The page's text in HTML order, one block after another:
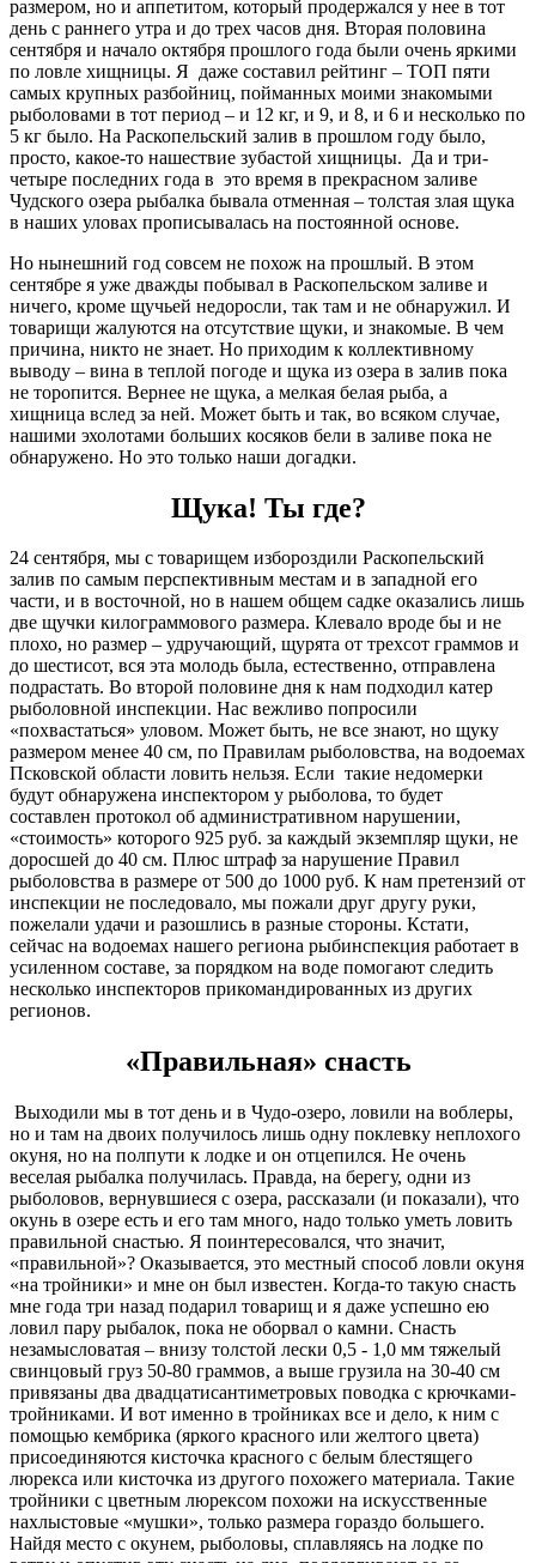
размером, но и аппетитом, который продержался у нее в тот
день с раннего утра и до трех часов дня. Вторая половина
сентября и начало октября прошлого года были очень яркими
по ловле хищницы. Я даже составил рейтинг – ТОП пяти
самых крупных разбойниц, пойманных моими знакомыми
рыболовами в тот период – и 12 кг, и 9, и 8, и 6 и несколько по
5 кг было. На Раскопельский залив в прошлом году было,
просто, какое-то нашествие зубастой хищницы. Да и три-
четыре последних года в это время в прекрасном заливе
Чудского озера рыбалка бывала отменная – толстая злая щука
в наших уловах прописывалась на постоянной основе.
Но нынешний год совсем не похож на прошлый. В этом
сентябре я уже дважды побывал в Раскопельском заливе и
ничего, кроме щучьей недоросли, так там и не обнаружил. И
товарищи жалуются на отсутствие щуки, и знакомые. В чем
причина, никто не знает. Но приходим к коллективному
выводу – вина в теплой погоде и щука из озера в залив пока
не торопится. Вернее не щука, а мелкая белая рыба, а
хищница вслед за ней. Может быть и так, во всяком случае,
нашими эхолотами больших косяков бели в заливе пока не
обнаружено. Но это только наши догадки.
Щука! Ты где?
24 сентября, мы с товарищем избороздили Раскопельский
залив по самым перспективным местам и в западной его
части, и в восточной, но в нашем общем садке оказались лишь
две щучки килограммового размера. Клевало вроде бы и не
плохо, но размер – удручающий, щурята от трехсот граммов и
до шестисот, вся эта молодь была, естественно, отправлена
подрастать. Во второй половине дня к нам подходил катер
рыболовной инспекции. Нас вежливо попросили
«похвастаться» уловом. Может быть, не все знают, но щуку
размером менее 40 см, по Правилам рыболовства, на водоемах
Псковской области ловить нельзя. Если такие недомерки
будут обнаружена инспектором у рыболова, то будет
составлен протокол об административном нарушении,
«стоимость» которого 925 руб. за каждый экземпляр щуки, не
доросшей до 40 см. Плюс штраф за нарушение Правил
рыболовства в размере от 500 до 1000 руб. К нам претензий от
инспекции не последовало, мы пожали друг другу руки,
пожелали удачи и разошлись в разные стороны. Кстати,
сейчас на водоемах нашего региона рыбинспекция работает в
усиленном составе, за порядком на воде помогают следить
несколько инспекторов прикомандированных из других
регионов.
«Правильная» снасть
Выходили мы в тот день и в Чудо-озеро, ловили на воблеры,
но и там на двоих получилось лишь одну поклевку неплохого
окуня, но на полпути к лодке и он отцепился. Не очень
веселая рыбалка получилась. Правда, на берегу, одни из
рыболовов, вернувшиеся с озера, рассказали (и показали), что
окунь в озере есть и его там много, надо только уметь ловить
правильной снастью. Я поинтересовался, что значит,
«правильной»? Оказывается, это местный способ ловли окуня
«на тройники» и мне он был известен. Когда-то такую снасть
мне года три назад подарил товарищ и я даже успешно ею
ловил пару рыбалок, пока не оборвал о камни. Снасть
незамысловатая – внизу толстой лески 0,5 - 1,0 мм тяжелый
свинцовый груз 50-80 граммов, а выше грузила на 30-40 см
привязаны два двадцатисантиметровых поводка с крючками-
тройниками. И вот именно в тройниках все и дело, к ним с
помощью кембрика (яркого красного или желтого цвета)
присоединяются кисточка красного с белым блестящего
люрекса или кисточка из другого похожего материала. Такие
тройники с цветным люрексом похожи на искусственные
нахлыстовые «мушки», только размера гораздо большего.
Найдя место с окунем, рыболовы, сплавляясь на лодке по